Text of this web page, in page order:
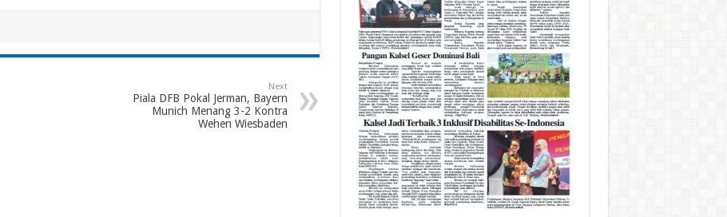
Next
Piala DFB Pokal Jerman, Bayern
Munich Menang 3-2 Kontra
Wehen Wiesbaden